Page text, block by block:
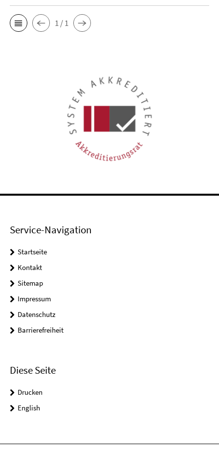
1 / 1
Service-Navigation
Startseite
Kontakt
Sitemap
Impressum
Datenschutz
Barrierefreiheit
Diese Seite
Drucken
English